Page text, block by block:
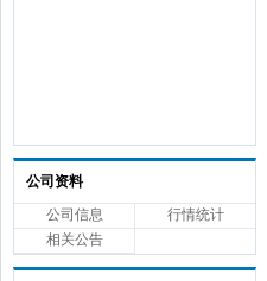
公司资料
公司信息
行情统计
相关公告